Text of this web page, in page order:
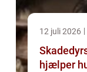
12 juli 2026
hjælper